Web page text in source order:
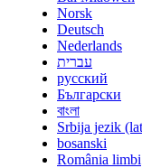
Norsk
Deutsch
Nederlands
עברית
русский
Български
বাংলা
Srbija jezik
bosanski
România limbi